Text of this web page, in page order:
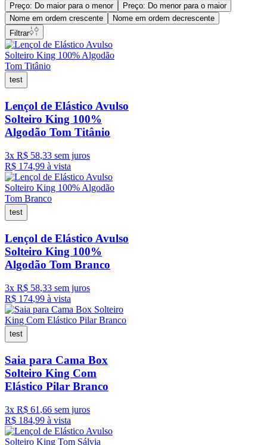
Preço: Do maior para o menor
Preço: Do menor para o maior
Nome em ordem crescente
Nome em ordem decrescente
Filtrar
test
Lençol de Elástico Avulso
Solteiro King 100%
Algodão Tom Titânio
3x R$ 58,33 sem juros
R$ 174,99 à vista
test
Lençol de Elástico Avulso
Solteiro King 100%
Algodão Tom Branco
3x R$ 58,33 sem juros
R$ 174,99 à vista
test
Saia para Cama Box
Solteiro King Com
Elástico Pilar Branco
3x R$ 61 ,66 sem juros
R$ 184,99 à vista